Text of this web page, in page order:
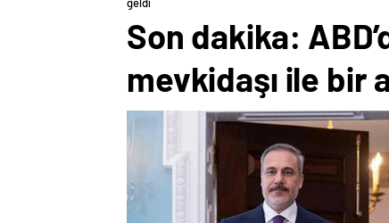
Son dakika:
mevkidaşı ile bir